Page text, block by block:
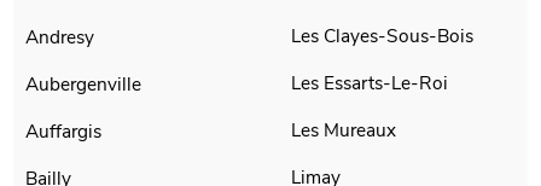
Andresy
Aubergenville
Auffargis
Bailly
Les Clayes-Sous-Bois
Les Essarts-Le-Roi
Les Mureaux
Limay